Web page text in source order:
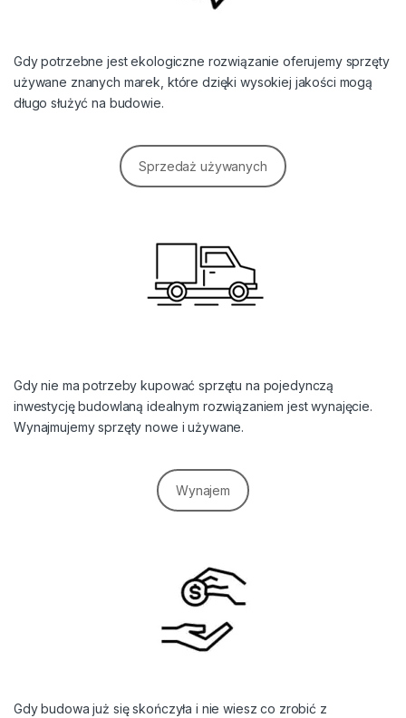
Gdy potrzebne jest ekologiczne rozwiązanie oferujemy sprzęty
używane znanych marek, które dzięki wysokiej jakości mogą
długo służyć na budowie.
Sprzedaż używanych
Gdy nie ma potrzeby kupować sprzętu na pojedynczą
inwestycję budowlaną idealnym rozwiązaniem jest wynajęcie.
Wynajmujemy sprzęty nowe i używane.
Wynajem
Gdy budowa już się skończyła i nie wiesz co zrobić z